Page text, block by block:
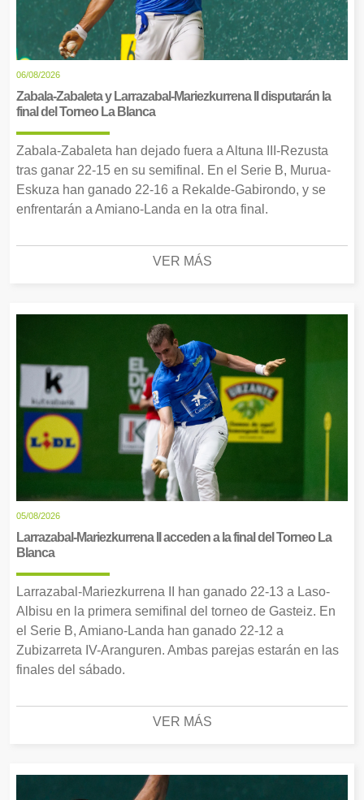
06/08/2026
Zabala-Zabaleta y Larrazabal-Mariezkurrena II disputarán la
final del Torneo La Blanca
Zabala-Zabaleta han dejado fuera a Altuna III-Rezusta
tras ganar 22-15 en su semifinal. En el Serie B, Murua-
Eskuza han ganado 22-16 a Rekalde-Gabirondo, y se
enfrentarán a Amiano-Landa en la otra final.
VER MÁS
05/08/2026
Larrazabal-Mariezkurrena II acceden a la final del Torneo La
Blanca
Larrazabal-Mariezkurrena II han ganado 22-13 a Laso-
Albisu en la primera semifinal del torneo de Gasteiz. En
el Serie B, Amiano-Landa han ganado 22-12 a
Zubizarreta IV-Aranguren. Ambas parejas estarán en las
finales del sábado.
VER MÁS